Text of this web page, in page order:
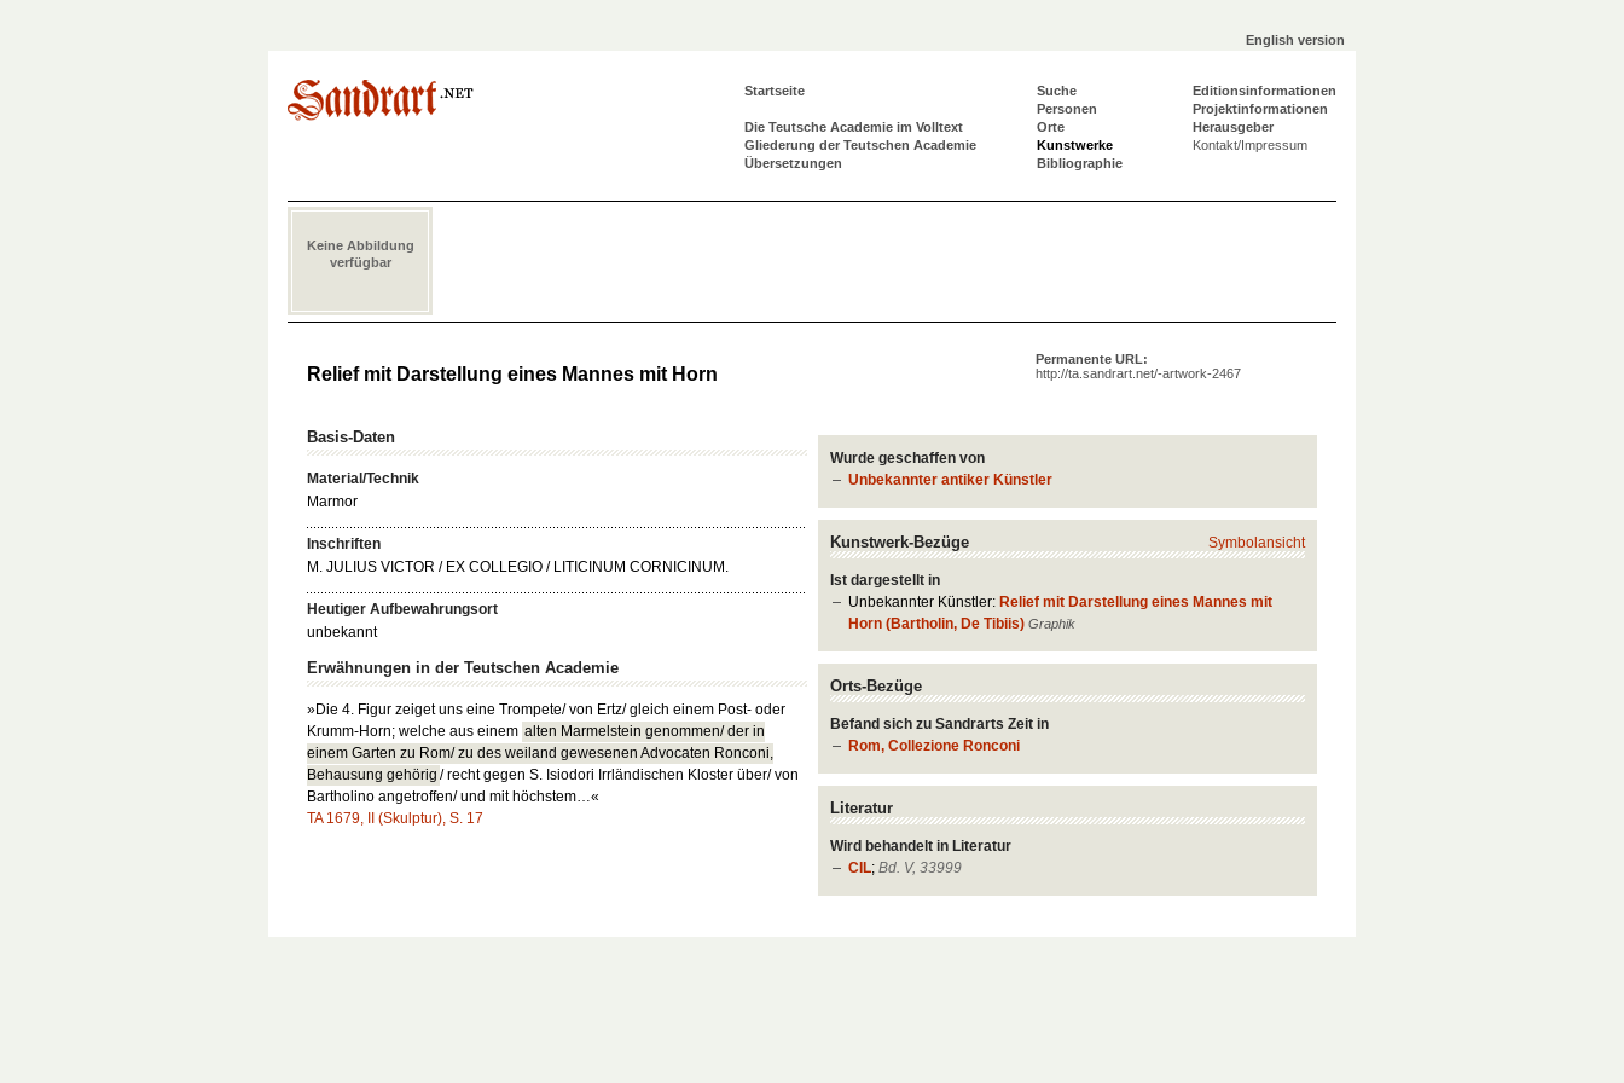
English version
Startseite
Die Teutsche Academie im Volltext
Gliederung der Teutschen Academie
Übersetzungen
Suche
Personen
Orte
Kunstwerke
Bibliographie
Editionsinformationen
Projektinformationen
Herausgeber
Kontakt/Impressum
Keine Abbildung
verfügbar
Permanente URL:
http://ta.sandrart.net/-artwork-2467
Relief mit Darstellung eines Mannes mit Horn
Wurde geschaffen von
Unbekannter antiker Künstler
Symbolansicht
Kunstwerk-Bezüge
Ist dargestellt in
Unbekannter Künstler: Relief mit Darstellung eines Mannes mit
Horn (Bartholin, De Tibiis) Graphik
Orts-Bezüge
Befand sich zu Sandrarts Zeit in
Rom, Collezione Ronconi
Literatur
Wird behandelt in Literatur
CIL;Bd. V, 33999
Basis-Daten
Material/Technik
Marmor
Inschriften
M. JULIUS VICTOR / EX COLLEGIO / LITICINUM CORNICINUM.
Heutiger Aufbewahrungsort
unbekannt
Erwähnungen in der Teutschen Academie
»Die 4. Figur zeiget uns eine Trompete/ von Ertz/ gleich einem Post- oder
Krumm-Horn; welche aus einem alten Marmelstein genommen/ der in
einem Garten zu Rom/ zu des weiland gewesenen Advocaten Ronconi,
Behausung gehörig / recht gegen S. Isiodori Irrländischen Kloster über/ von
Bartholino angetroffen/ und mit höchstem…«
TA 1679, II (Skulptur), S. 17